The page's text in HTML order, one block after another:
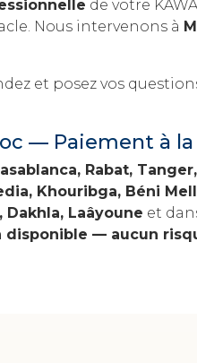
de votre
Nous intervenons à
et posez vos
— Paiement à
Rabat,
Khouribga, Béni
Laâyoune et
disponible — aucun